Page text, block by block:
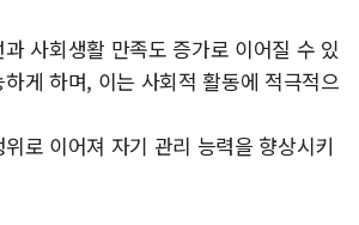
사회생활 만족도 증가로 이어질 수 있
게 하며, 이는 사회적 활동에 적극적으
로 이어져 자기 관리 능력을 향상시키